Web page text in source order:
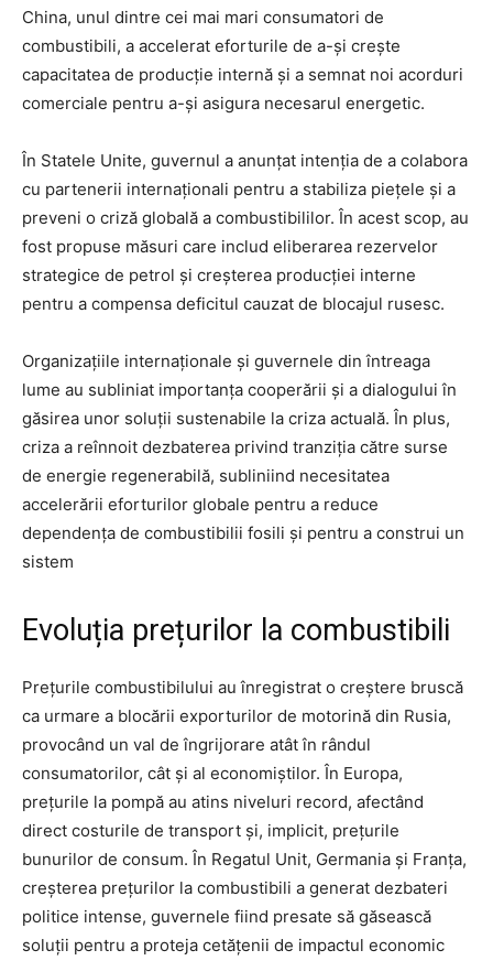
China, unul dintre cei mai mari consumatori de
combustibili, a accelerat eforturile de a-și crește
capacitatea de producție internă și a semnat noi acorduri
comerciale pentru a-și asigura necesarul energetic.
În Statele Unite, guvernul a anunțat intenția de a colabora
cu partenerii internaționali pentru a stabiliza piețele și a
preveni o criză globală a combustibililor. În acest scop, au
fost propuse măsuri care includ eliberarea rezervelor
strategice de petrol și creșterea producției interne
pentru a compensa deficitul cauzat de blocajul rusesc.
Organizațiile internaționale și guvernele din întreaga
lume au subliniat importanța cooperării și a dialogului în
găsirea unor soluții sustenabile la criza actuală. În plus,
criza a reînnoit dezbaterea privind tranziția către surse
de energie regenerabilă, subliniind necesitatea
accelerării eforturilor globale pentru a reduce
dependența de combustibilii fosili și pentru a construi un
sistem
Evoluția prețurilor la combustibili
Prețurile combustibilului au înregistrat o creștere bruscă
ca urmare a blocării exporturilor de motorină din Rusia,
provocând un val de îngrijorare atât în rândul
consumatorilor, cât și al economiștilor. În Europa,
prețurile la pompă au atins niveluri record, afectând
direct costurile de transport și, implicit, prețurile
bunurilor de consum. În Regatul Unit, Germania și Franța,
creșterea prețurilor la combustibili a generat dezbateri
politice intense, guvernele fiind presate să găsească
soluții pentru a proteja cetățenii de impactul economic